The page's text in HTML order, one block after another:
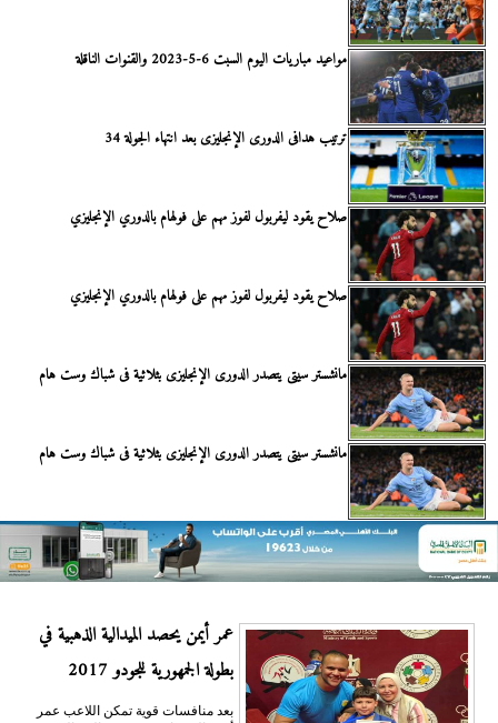
مواعيد مباريات اليوم السبت 6-5-2023 والقنوات الناقلة
ترتيب هدافى الدورى الإنجليزى بعد انتهاء الجولة 34
صلاح يقود ليفربول لفوز مهم على فولهام بالدوري الإنجليزي
صلاح يقود ليفربول لفوز مهم على فولهام بالدوري الإنجليزي
مانشستر سيتى يتصدر الدورى الإنجليزى بثلاثية فى شباك وست هام
مانشستر سيتى يتصدر الدورى الإنجليزى بثلاثية فى شباك وست هام
عمر أيمن يحصد الميدالية الذهبية في
بطولة الجمهورية للجودو 2017
بعد منافسات قوية تمكن اللاعب عمر